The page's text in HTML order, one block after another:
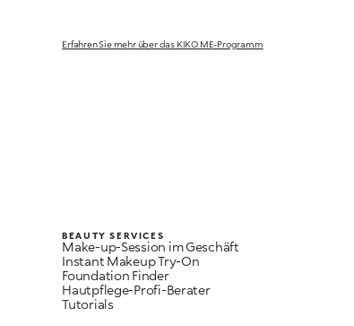
Erfahren Sie mehr über das KIKO ME-Programm
BEAUTY SERVICES
Make-up-Session im Geschäft
Instant Makeup Try-On
Foundation Finder
Hautpflege-Profi-Berater
Tutorials